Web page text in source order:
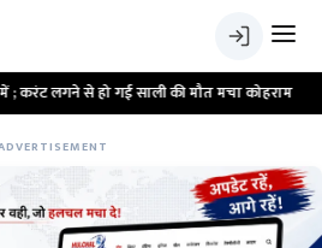
से हो गई साली की मौत मचा कोहराम •